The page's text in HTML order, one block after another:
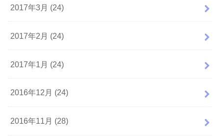
2017年3月 (24)
2017年2月 (24)
2017年1月 (24)
2016年12月 (24)
2016年11月 (28)